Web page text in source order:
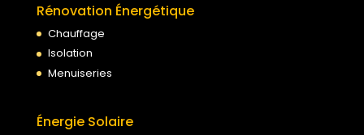
Rénovation Énergétique
Chauffage
Isolation
Menuiseries
Énergie Solaire